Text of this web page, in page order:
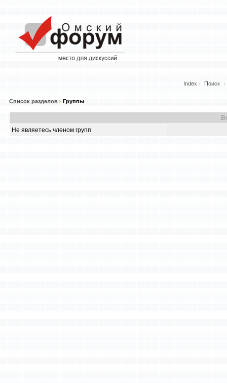
Index Поиск
Список разделов Группы
Не являетесь членом групп